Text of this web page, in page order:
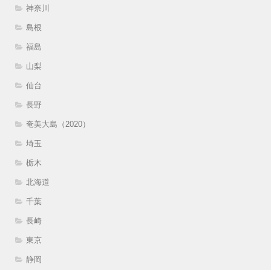
神奈川
島根
福島
山梨
仙台
長野
奄美大島（2020）
埼玉
栃木
北海道
千葉
長崎
東京
静岡